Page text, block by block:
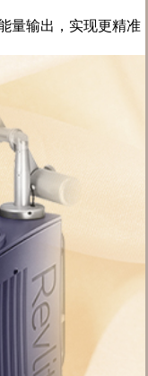
量输出，实现更精准